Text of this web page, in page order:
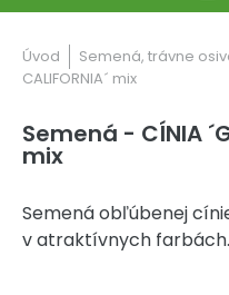
Úvod Semená, trávne
CALIFORNIA´ mix
Semená - CÍNIA
mix
Semená obľúbenej
v atraktívnych farbách.